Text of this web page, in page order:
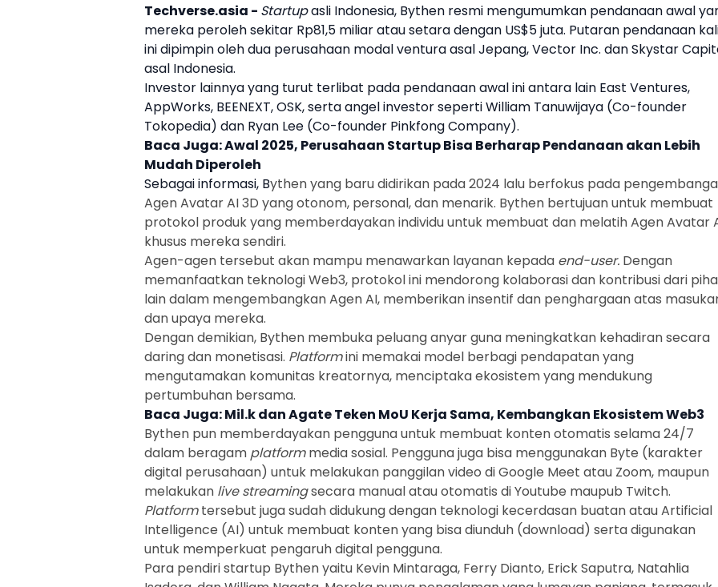
Techverse.asia - Startupasli Indonesia, Bythen resmi mengumumkan pendanaan awal
mereka peroleh sekitar Rp81,5 miliar atau setara dengan US$5 juta. Putaran pendanaan
ini dipimpin oleh dua perusahaan modal ventura asal Jepang, Vector Inc. dan Skystar
asal Indonesia.
Investor lainnya yang turut terlibat pada pendanaan awalini antara lain East Ventures,
AppWorks, BEENEXT, OSK, serta angel investor seperti William Tanuwijaya (Co-founder
Tokopedia) dan Ryan Lee (Co-founder Pinkfong Company).
Baca Juga:Awal 2025, Perusahaan Startup Bisa Berharap Pendanaan akan Lebih
Mudah Diperoleh
Sebagai informasi, Bythen yang baru didirikan pada 2024 lalu berfokus pada
Agen Avatar AI 3D yang otonom, personal, dan menarik. Bythen bertujuan untuk membuat
protokol produk yang memberdayakan individu untuk membuat dan melatih Agen Avatar
khusus mereka sendiri.
Agen-agen tersebut akan mampu menawarkan layanan kepada end-user. Dengan
memanfaatkan teknologi Web3, protokol ini mendorong kolaborasi dan kontribusi dari
lain dalam mengembangkan Agen AI, memberikan insentif dan penghargaan atas
dan upaya mereka.
Dengan demikian, Bythen membuka peluang anyar guna meningkatkan kehadiran secara
daring dan monetisasi. Platformini memakai model berbagi pendapatan yang
mengutamakan komunitas kreatornya, menciptaka ekosistem yang mendukung
pertumbuhan bersama.
Baca Juga:Mil.k dan Agate Teken MoU Kerja Sama, Kembangkan Ekosistem Web3
Bythen pun memberdayakan pengguna untuk membuat konten otomatis selama 24/7
dalam beragam platformmedia sosial. Pengguna juga bisa menggunakan Byte (karakter
digital perusahaan) untuk melakukan panggilan video di Google Meet atau Zoom, maupun
melakukan live streamingsecara manual atau otomatis di Youtube maupub Twitch.
Platformtersebut juga sudah didukung dengan teknologi kecerdasan buatan atau Artificial
Intelligence (AI) untuk membuat konten yang bisa diunduh (download) serta digunakan
untuk memperkuat pengaruh digital pengguna.
Para pendiristartup Bythenyaitu Kevin Mintaraga, Ferry Dianto, Erick Saputra, Natahlia